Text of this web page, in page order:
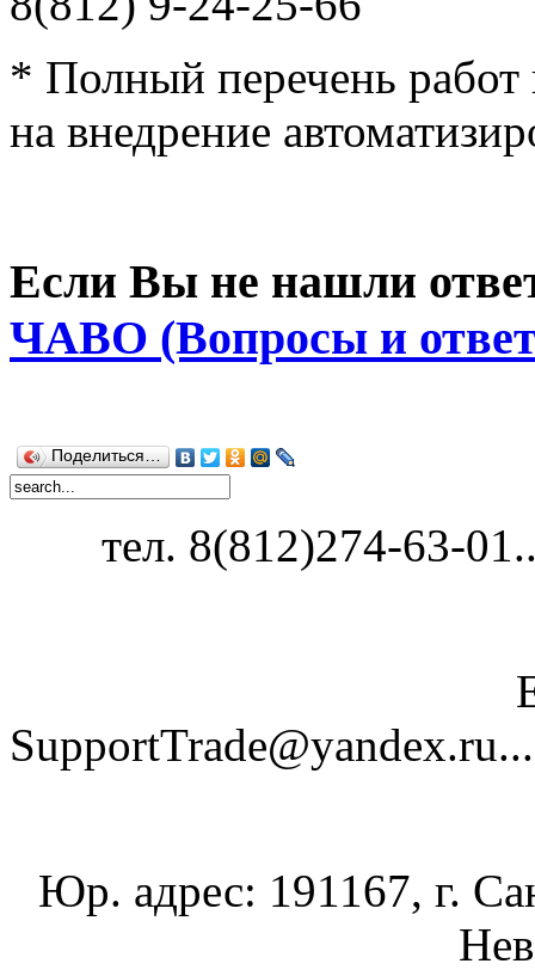
* Полный перечень работ
на внедрение
Если Вы не нашли
ЧАВО (Вопросы и
Поделиться…
тел. 8(812)274-63-
Юр. адрес: 191167, г.